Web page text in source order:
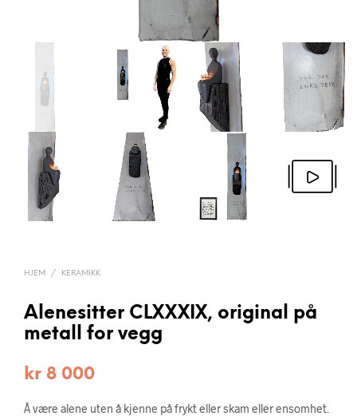
HJEM / KERAMIKK
Alenesitter CLXXXIX, original på
metall for vegg
kr 8 000
Å være alene uten å kjenne på frykt eller skam eller ensomhet.